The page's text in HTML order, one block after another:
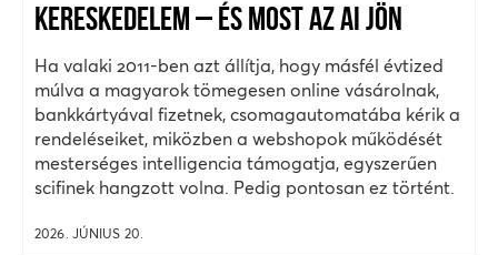
KERESKEDELEM – ÉS MOST AZ AI JÖN
Ha valaki 2011-ben azt állítja, hogy másfél évtized
múlva a magyarok tömegesen online vásárolnak,
bankkártyával fizetnek, csomagautomatába kérik a
rendeléseiket, miközben a webshopok működését
mesterséges intelligencia támogatja, egyszerűen
scifinek hangzott volna. Pedig pontosan ez történt.
2026. JÚNIUS 20.